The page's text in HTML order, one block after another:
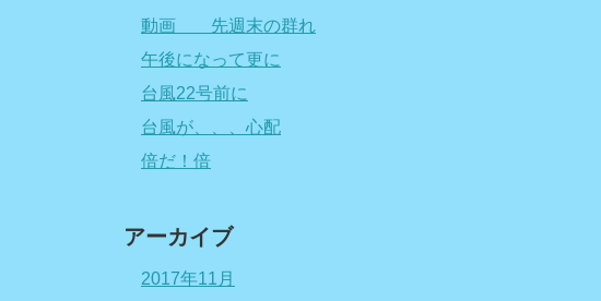
動画 先週末の群れ
午後になって更に
台風22号前に
台風が、、、心配
倍だ！倍
アーカイブ
2017年11月